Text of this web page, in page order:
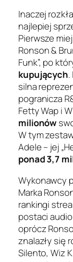
Inaczej
najlepiej
Pierwsze
Ronson &
Funk”, po
kupujących
silna
pogranicza
Fetty Wap i
milionów
W tym
Adele – jej
ponad 3,7
Wykonawcy
Marka
rankingi
postaci
oprócz
znalazły się
Silento, Wiz